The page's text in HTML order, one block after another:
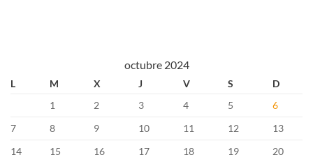
octubre 2024
L M X J V S
D
1
2 3 4 5
6
7
8 9 10 11 12
13
14
15 16 17 18 19
20